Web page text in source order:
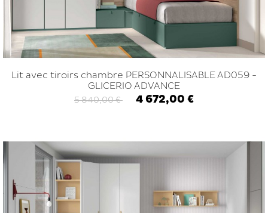
Lit avec tiroirs chambre PERSONNALISABLE AD059 -
GLICERIO ADVANCE
5 840,00 € 4 672,00 €